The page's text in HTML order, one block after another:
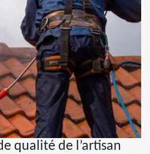
qualité de l’artisan